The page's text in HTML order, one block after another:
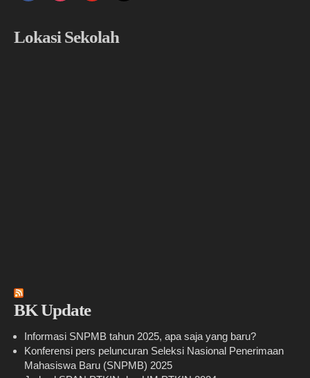
Lokasi Sekolah
BK Update
Informasi SNPMB tahun 2025, apa saja yang baru?
Konferensi pers peluncuran Seleksi Nasional Penerimaan
Mahasiswa Baru (SNPMB) 2025